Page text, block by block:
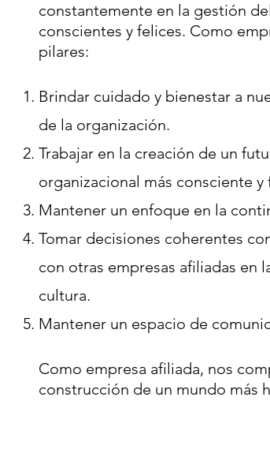
constantemente en la gestión
conscientes y felices. Como
pilares:
Brindar cuidado y bienestar a
de la organización.
Trabajar en la creación de un
organizacional más consciente y
Mantener un enfoque en la
Tomar decisiones coherentes
con otras empresas afiliadas en
cultura.
Mantener un espacio de
Como empresa afiliada, nos
construcción de un mundo más